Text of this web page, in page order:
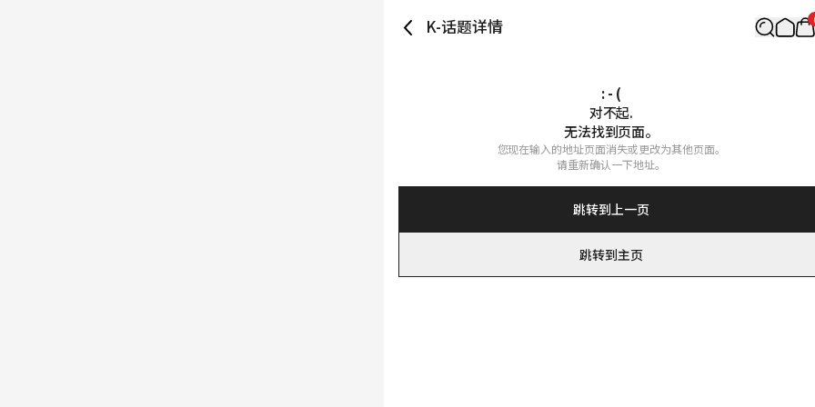
K-话题详情
: - (
对不起.
无法找到页面。
您现在输入的地址页面消失或更改为其他页面。
请重新确认一下地址。
跳转到上一页
跳转到主页